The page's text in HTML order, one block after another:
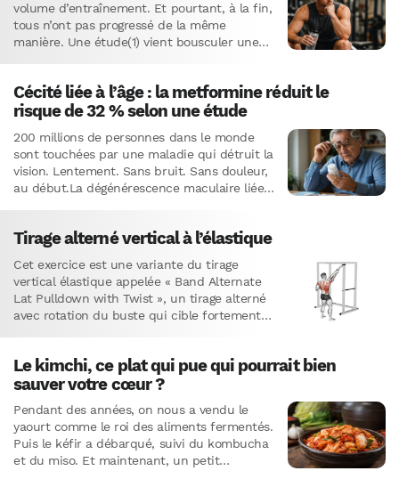
volume d’entraînement. Et pourtant, à la fin,
tous n’ont pas progressé de la même
manière. Une étude(1) vient bousculer une
Cécité liée à l’âge : la metformine réduit le
risque de 32 % selon une étude
200 millions de personnes dans le monde
sont touchées par une maladie qui détruit la
vision. Lentement. Sans bruit. Sans douleur,
au début.La dégénérescence maculaire liée
Tirage alterné vertical à l’élastique
Cet exercice est une variante du tirage
vertical élastique appelée « Band Alternate
Lat Pulldown with Twist », un tirage alterné
avec rotation du buste qui cible fortement
Le kimchi, ce plat qui pue qui pourrait bien
sauver votre cœur ?
Pendant des années, on nous a vendu le
yaourt comme le roi des aliments fermentés.
Puis le kéfir a débarqué, suivi du kombucha
et du miso. Et maintenant, un petit…